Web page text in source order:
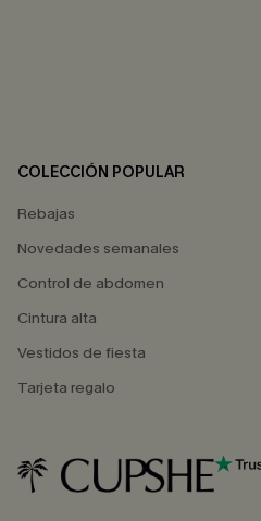
COLECCIÓN POPULAR
Rebajas
Novedades semanales
Control de abdomen
Cintura alta
Vestidos de fiesta
Tarjeta regalo